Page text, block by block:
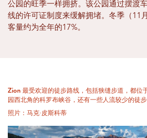
公园的旺季一样拥挤。该公园通过摆渡
线的许可证制度来缓解拥堵。冬季（11
客量约为全年的17%。
Zion 最受欢迎的徒步路线，包括狭缝步道，都位
园西北角的科罗布峡谷，还有一些人流较少的徒步
照片：马克·皮斯科蒂